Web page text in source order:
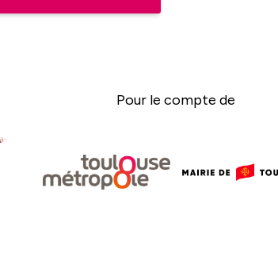
Pour le compte de